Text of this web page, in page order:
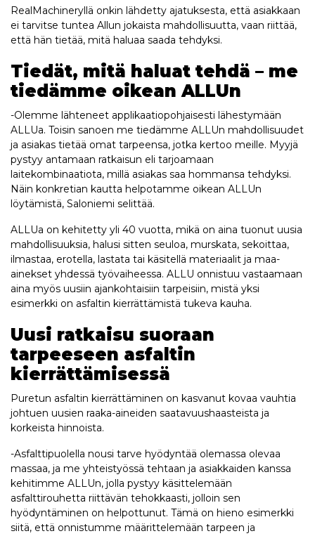
RealMachineryllä onkin lähdetty ajatuksesta, että asiakkaan
ei tarvitse tuntea Allun jokaista mahdollisuutta, vaan riittää,
että hän tietää, mitä haluaa saada tehdyksi.
Tiedät, mitä haluat tehdä – me
tiedämme oikean ALLUn
-Olemme lähteneet applikaatiopohjaisesti lähestymään
ALLUa. Toisin sanoen me tiedämme ALLUn mahdollisuudet
ja asiakas tietää omat tarpeensa, jotka kertoo meille. Myyjä
pystyy antamaan ratkaisun eli tarjoamaan
laitekombinaatiota, millä asiakas saa hommansa tehdyksi.
Näin konkretian kautta helpotamme oikean ALLUn
löytämistä, Saloniemi selittää.
ALLUa on kehitetty yli 40 vuotta, mikä on aina tuonut uusia
mahdollisuuksia, halusi sitten seuloa, murskata, sekoittaa,
ilmastaa, erotella, lastata tai käsitellä materiaalit ja maa-
ainekset yhdessä työvaiheessa. ALLU onnistuu vastaamaan
aina myös uusiin ajankohtaisiin tarpeisiin, mistä yksi
esimerkki on asfaltin kierrättämistä tukeva kauha.
Uusi ratkaisu suoraan
tarpeeseen asfaltin
kierrättämisessä
Puretun asfaltin kierrättäminen on kasvanut kovaa vauhtia
johtuen uusien raaka-aineiden saatavuushaasteista ja
korkeista hinnoista.
-Asfalttipuolella nousi tarve hyödyntää olemassa olevaa
massaa, ja me yhteistyössä tehtaan ja asiakkaiden kanssa
kehitimme ALLUn, jolla pystyy käsittelemään
asfalttirouhetta riittävän tehokkaasti, jolloin sen
hyödyntäminen on helpottunut. Tämä on hieno esimerkki
siitä, että onnistumme määrittelemään tarpeen ja